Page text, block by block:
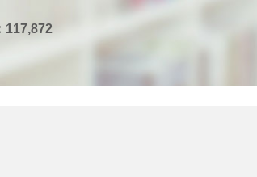
117,872